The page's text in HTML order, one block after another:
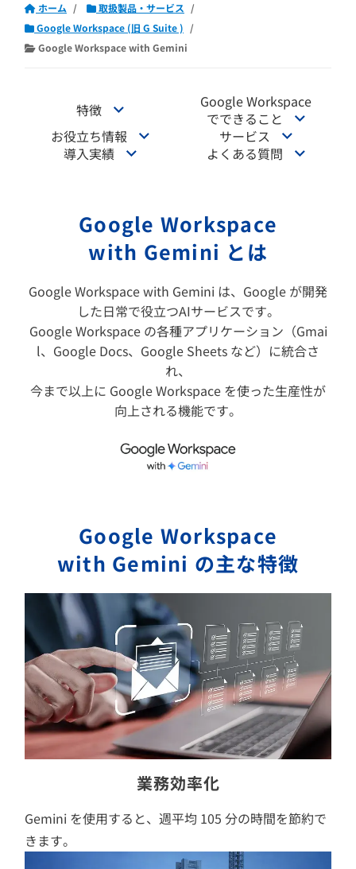
ホーム
取扱製品・サービス
Google Workspace (旧 G Suite )
Google Workspace with Gemini
特徴
Google Workspace
でできること
お役立ち情報
サービス
導入実績
よくある質問
Google Workspace
with Gemini とは
Google Workspace with Gemini は、Google が開発
した日常で役立つAIサービスです。
Google Workspace の各種アプリケーション（Gmai
l、Google Docs、Google Sheets など）に統合さ
れ、
今まで以上に Google Workspace を使った生産性が
向上される機能です。
Google Workspace
with Gemini の主な特徴
業務効率化
Gemini を使用すると、週平均 105 分の時間を節約で
きます。